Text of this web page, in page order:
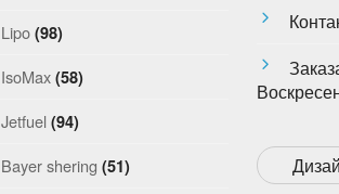
Lipo (98)
IsoMax (58)
Jetfuel (94)
Bayer shering (51)